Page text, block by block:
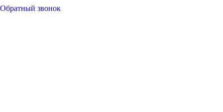
Обратный звонок